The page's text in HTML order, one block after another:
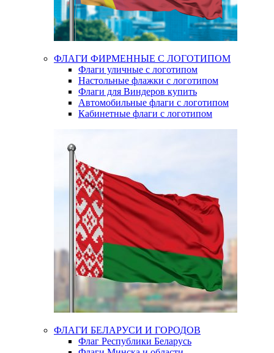
ФЛАГИ ФИРМЕННЫЕ С ЛОГОТИПОМ
Флаги уличные с логотипом
Настольные флажки с логотипом
Флаги для Виндеров купить
Автомобильные флаги с логотипом
Кабинетные флаги с логотипом
ФЛАГИ БЕЛАРУСИ И ГОРОДОВ
Флаг Республики Беларусь